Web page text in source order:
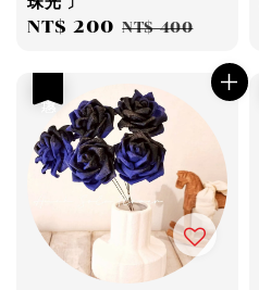
Sale
NT$ 200 Regular
NT$ 400